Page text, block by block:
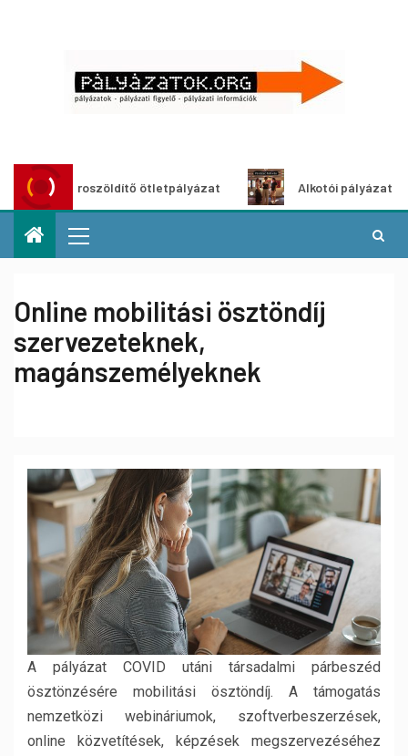
Városzöldítő ötletpályázat Alkotói pályázat
Online mobilitási ösztöndíj
szervezeteknek,
magánszemélyeknek
A pályázat COVID utáni társadalmi párbeszéd
ösztönzésére mobilitási ösztöndíj. A támogatás
nemzetközi webináriumok, szoftverbeszerzések,
online közvetítések, képzések megszervezéséhez